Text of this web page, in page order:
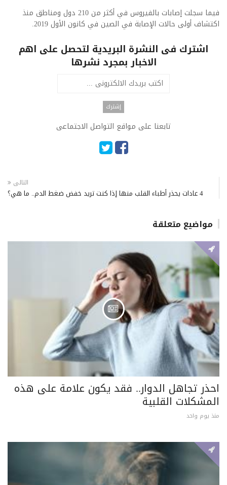
فيما سجلت إصابات بالفيروس في أكثر من 210 دول ومناطق منذ
اكتشاف أولى حالات الإصابة في الصين في كانون الأول 2019.
اشترك فى النشرة البريدية لتحصل على اهم
الاخبار بمجرد نشرها
تابعنا على مواقع التواصل الاجتماعى
التالى
4 عادات يحذر أطباء القلب منها إذا كنت تريد خفض ضغط الدم.. ما هي؟
مواضيع متعلقة
احذر تجاهل الدوار.. فقد يكون علامة على هذه
المشكلات القلبية
منذ يوم واحد